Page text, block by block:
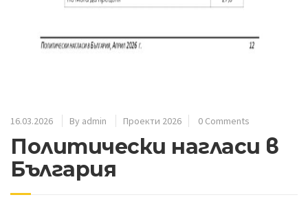
16.03.2026 By admin Проекти 2026 0 Comments
Политически нагласи в
България